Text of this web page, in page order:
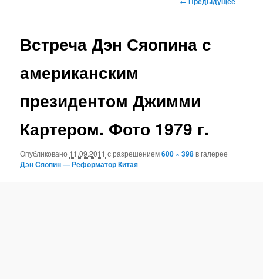
содержимому
Встреча Дэн Сяопина с
американским
президентом Джимми
Картером. Фото 1979 г.
Опубликовано 11.09.2011 с разрешением600 × 398в галерее
Дэн Сяопин — Реформатор Китая